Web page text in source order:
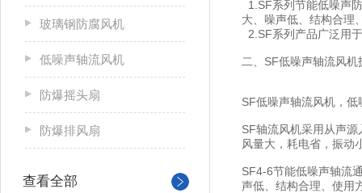
玻璃钢防腐风机
低噪声轴流风机
防爆摇头扇
防爆排风扇
查看全部
1.SF系列节能低噪声
大、噪声低、结构合理
2.SF系列产品广泛用
二、SF低噪声轴流风机
SF低噪声轴流风机，
SF轴流风机采用从声
风量大，耗电省，振动
SF4-6节能低噪声轴流
声低、结构合理、使用